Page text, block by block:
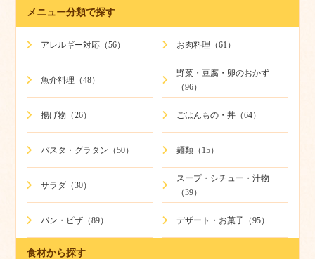
メニュー分類で探す
アレルギー対応（56） お肉料理（61）
魚介料理（48）
野菜・豆腐・卵のおかず
（96）
揚げ物（26） ごはんもの・丼（64）
パスタ・グラタン（50） 麺類（15）
サラダ（30）
スープ・シチュー・汁物
（39）
パン・ピザ（89） デザート・お菓子（95）
食材から探す